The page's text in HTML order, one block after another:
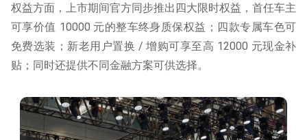
权益方面，上市期间官方同步推出四大限时权益，首任车主
可享价值 10000 元的整车终身质保权益；四款专属车色可
免费选装；新老用户置换 / 增购可享至高 12000 元现金补
贴；同时还提供不同金融方案可供选择。